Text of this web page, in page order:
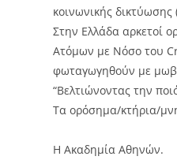
κοινωνικής
Στην Ελλάδα αρκετοί
Ατόμων με Νόσο του
φωταγωγηθούν με μωβ
“Βελτιώνοντας την
Τα ορόσημα/κτήρια/
Η Ακαδημία Αθηνών.